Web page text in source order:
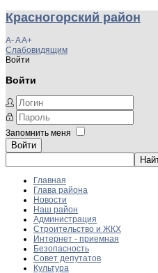
Красногорский район
A-AA+
Слабовидящим
Войти
Войти
Запомнить меня
Войти
Главная
Глава района
Новости
Наш район
Администрация
Строительство и ЖКХ
Интернет - приемная
Безопасность
Совет депутатов
Культура